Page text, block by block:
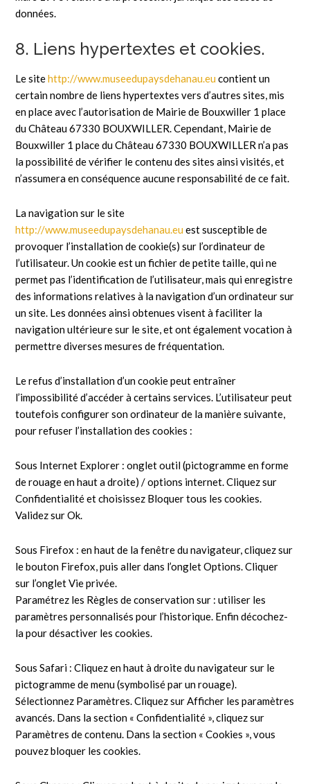
données.
8. Liens hypertextes et cookies.
Le sitehttp://www.museedupaysdehanau.eu contient un
certain nombre de liens hypertextes vers d’autres sites, mis
en place avec l’autorisation de Mairie de Bouxwiller 1 place
du Château 67330 BOUXWILLER. Cependant, Mairie de
Bouxwiller 1 place du Château 67330 BOUXWILLER n’a pas
la possibilité de vérifier le contenu des sites ainsi visités, et
n’assumera en conséquence aucune responsabilité de ce fait.
La navigation sur le site
http://www.museedupaysdehanau.eu est susceptible de
provoquer l’installation de cookie(s) sur l’ordinateur de
l’utilisateur. Un cookie est un fichier de petite taille, qui ne
permet pas l’identification de l’utilisateur, mais qui enregistre
des informations relatives à la navigation d’un ordinateur sur
un site. Les données ainsi obtenues visent à faciliter la
navigation ultérieure sur le site, et ont également vocation à
permettre diverses mesures de fréquentation.
Le refus d’installation d’un cookie peut entraîner
l’impossibilité d’accéder à certains services. L’utilisateur peut
toutefois configurer son ordinateur de la manière suivante,
pour refuser l’installation des cookies :
Sous Internet Explorer : onglet outil (pictogramme en forme
de rouage en haut a droite) / options internet. Cliquez sur
Confidentialité et choisissez Bloquer tous les cookies.
Validez sur Ok.
Sous Firefox : en haut de la fenêtre du navigateur, cliquez sur
le bouton Firefox, puis aller dans l’onglet Options. Cliquer
sur l’onglet Vie privée.
Paramétrez les Règles de conservation sur : utiliser les
paramètres personnalisés pour l’historique. Enfin décochez-
la pour désactiver les cookies.
Sous Safari : Cliquez en haut à droite du navigateur sur le
pictogramme de menu (symbolisé par un rouage).
Sélectionnez Paramètres. Cliquez sur Afficher les paramètres
avancés. Dans la section « Confidentialité », cliquez sur
Paramètres de contenu. Dans la section « Cookies », vous
pouvez bloquer les cookies.